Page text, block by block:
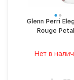
Glenn Perri
Rouge
Нет в